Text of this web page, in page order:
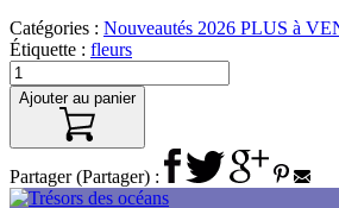
Catégories : Nouveautés 2026 PLUS à
Étiquette : fleurs
Ajouter au panier
Partager (Partager) :